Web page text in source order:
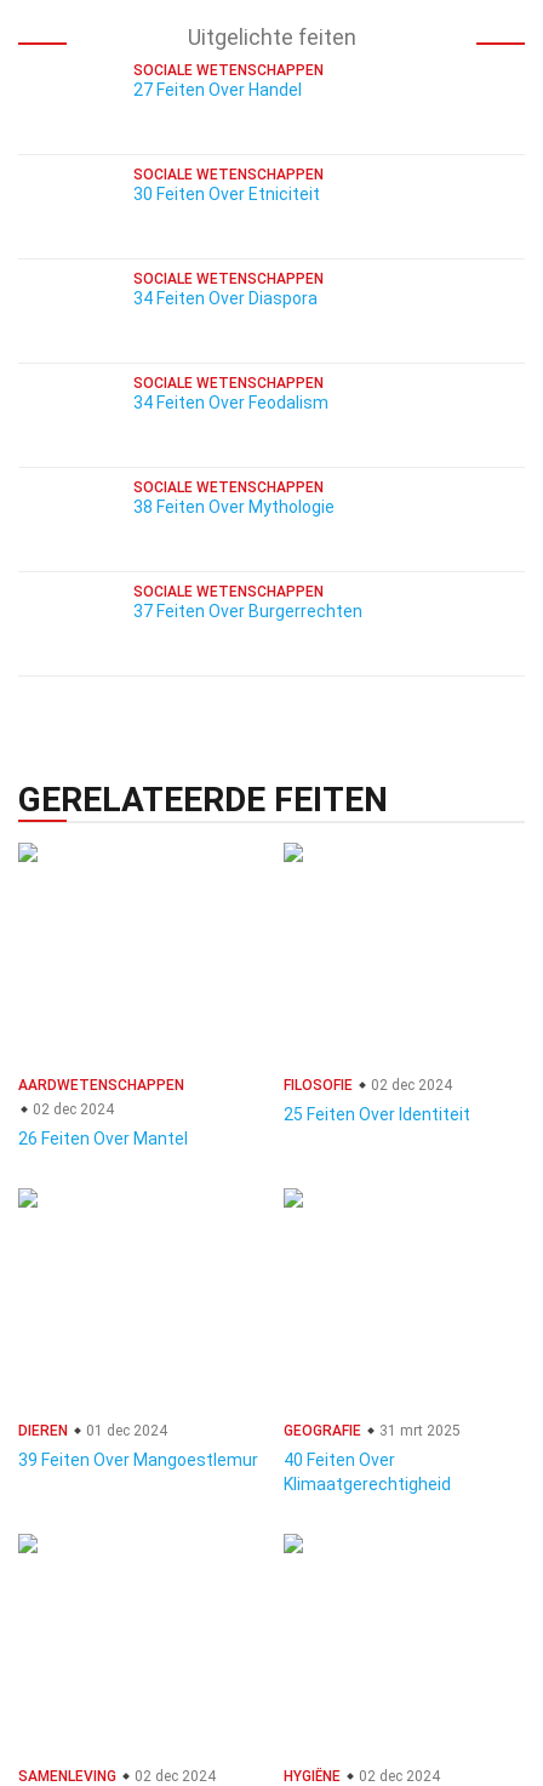
Uitgelichte feiten
SOCIALE WETENSCHAPPEN
27 Feiten Over Handel
SOCIALE WETENSCHAPPEN
30 Feiten Over Etniciteit
SOCIALE WETENSCHAPPEN
34 Feiten Over Diaspora
SOCIALE WETENSCHAPPEN
34 Feiten Over Feodalism
SOCIALE WETENSCHAPPEN
38 Feiten Over Mythologie
SOCIALE WETENSCHAPPEN
37 Feiten Over Burgerrechten
GERELATEERDE FEITEN
AARDWETENSCHAPPEN
02 dec 2024
26 Feiten Over Mantel
FILOSOFIE 02 dec 2024
25 Feiten Over Identiteit
DIEREN 01 dec 2024
39 Feiten Over Mangoestlemur
GEOGRAFIE 31 mrt 2025
40 Feiten Over
Klimaatgerechtigheid
SAMENLEVING 02 dec 2024 HYGIËNE 02 dec 2024